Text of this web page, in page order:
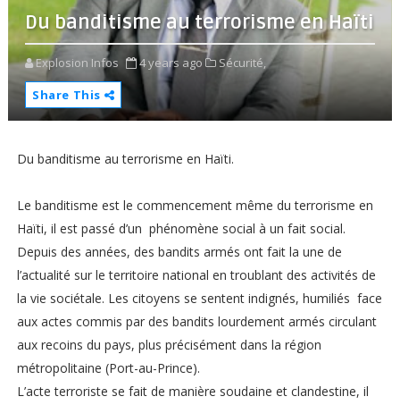
Du banditisme au terrorisme en Haïti
Explosion Infos 4 years ago
Sécurité,
Share This
Du banditisme au terrorisme en Haïti.
Le banditisme est le commencement même du terrorisme en
Haïti, il est passé d’un phénomène social à un fait social.
Depuis des années, des bandits armés ont fait la une de
l’actualité sur le territoire national en troublant des activités de
la vie sociétale. Les citoyens se sentent indignés, humiliés face
aux actes commis par des bandits lourdement armés circulant
aux recoins du pays, plus précisément dans la région
métropolitaine (Port-au-Prince).
L’acte terroriste se fait de manière soudaine et clandestine, il